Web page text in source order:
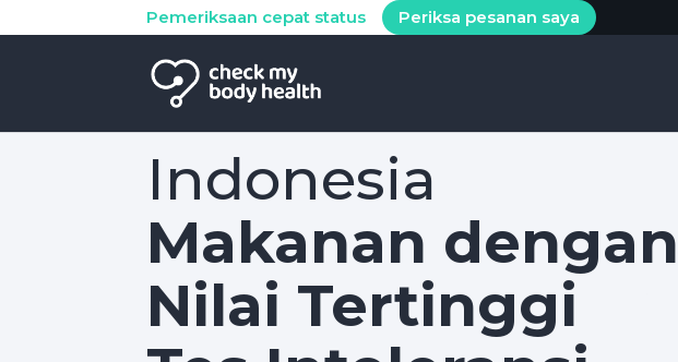
Pemeriksaan cepat status Periksa pesanan saya
Indonesia
Makanan dengan
Nilai Tertinggi